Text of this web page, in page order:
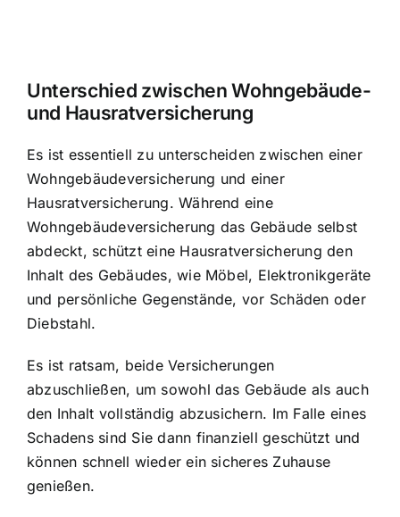
Unterschied zwischen Wohngebäude-
und Hausratversicherung
Es ist essentiell zu unterscheiden zwischen einer
Wohngebäudeversicherung und einer
Hausratversicherung. Während eine
Wohngebäudeversicherung das Gebäude selbst
abdeckt, schützt eine Hausratversicherung den
Inhalt des Gebäudes, wie Möbel, Elektronikgeräte
und persönliche Gegenstände, vor Schäden oder
Diebstahl.
Es ist ratsam, beide Versicherungen
abzuschließen, um sowohl das Gebäude als auch
den Inhalt vollständig abzusichern. Im Falle eines
Schadens sind Sie dann finanziell geschützt und
können schnell wieder ein sicheres Zuhause
genießen.